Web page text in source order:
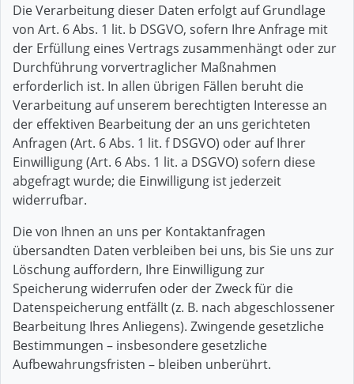
Die Verarbeitung dieser Daten erfolgt auf Grundlage
von Art. 6 Abs. 1 lit. b DSGVO, sofern Ihre Anfrage mit
der Erfüllung eines Vertrags zusammenhängt oder zur
Durchführung vorvertraglicher Maßnahmen
erforderlich ist. In allen übrigen Fällen beruht die
Verarbeitung auf unserem berechtigten Interesse an
der effektiven Bearbeitung der an uns gerichteten
Anfragen (Art. 6 Abs. 1 lit. f DSGVO) oder auf Ihrer
Einwilligung (Art. 6 Abs. 1 lit. a DSGVO) sofern diese
abgefragt wurde; die Einwilligung ist jederzeit
widerrufbar.
Die von Ihnen an uns per Kontaktanfragen
übersandten Daten verbleiben bei uns, bis Sie uns zur
Löschung auffordern, Ihre Einwilligung zur
Speicherung widerrufen oder der Zweck für die
Datenspeicherung entfällt (z. B. nach abgeschlossener
Bearbeitung Ihres Anliegens). Zwingende gesetzliche
Bestimmungen – insbesondere gesetzliche
Aufbewahrungsfristen – bleiben unberührt.